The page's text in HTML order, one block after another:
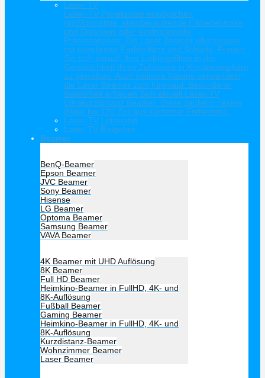
Laser TV
Laser-TV Projektoren ermöglichen
großformatige, atemberaubende Filmerlebnisse
und Diashows oder eindrucksvolle
Präsentationen. Die Laser Beamer überzeugen
mit exzellenter Farbbrillanz und Schärfe. Freuen
Sie sich darauf, Ihre Lieblingsfilme in der
Gemütlichkeit Ihres Zuhauses in Kinoatmosphäre
zu genießen. Auch kleinere Räume verwandeln
die Laser Beamer zum Kinosaal. Besonderer
Beliebtheit erfreuen Sich aktuell Laser-TV
Ultrakurzdistanz Beamer. Diese zaubern riesige
Bilder bis 120 Zoll aus kürzester Entfernung.
Laser-TV Leinwand
Laser TV Ratgeber
Beamer
BenQ-Beamer
Epson Beamer
JVC Beamer
Sony Beamer
Hisense
LG Beamer
Optoma Beamer
Samsung Beamer
VAVA Beamer
4K Beamer mit UHD Auflösung
8K Beamer
Full HD Beamer
Heimkino-Beamer in FullHD, 4K- und
8K-Auflösung
Fußball Beamer
Gaming Beamer
Heimkino-Beamer in FullHD, 4K- und
8K-Auflösung
Kurzdistanz-Beamer
Wohnzimmer Beamer
Laser Beamer